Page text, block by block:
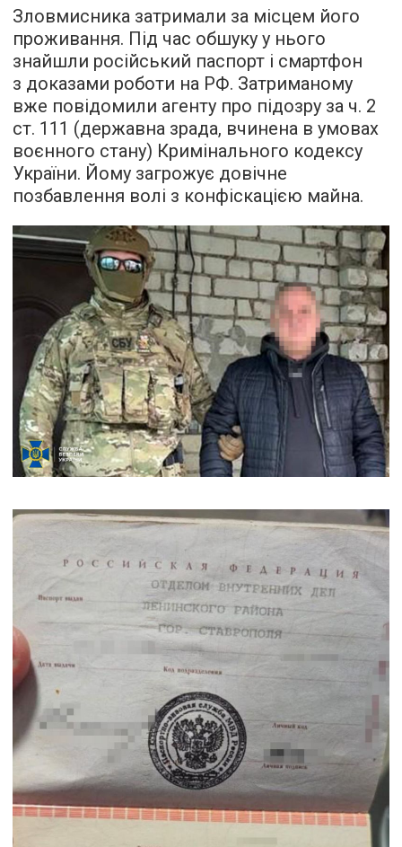
Зловмисника затримали за місцем його
проживання. Під час обшуку у нього
знайшли російський паспорт і смартфон
з доказами роботи на РФ. Затриманому
вже повідомили агенту про підозру за ч. 2
ст. 111 (державна зрада, вчинена в умовах
воєнного стану) Кримінального кодексу
України. Йому загрожує довічне
позбавлення волі з конфіскацією майна.